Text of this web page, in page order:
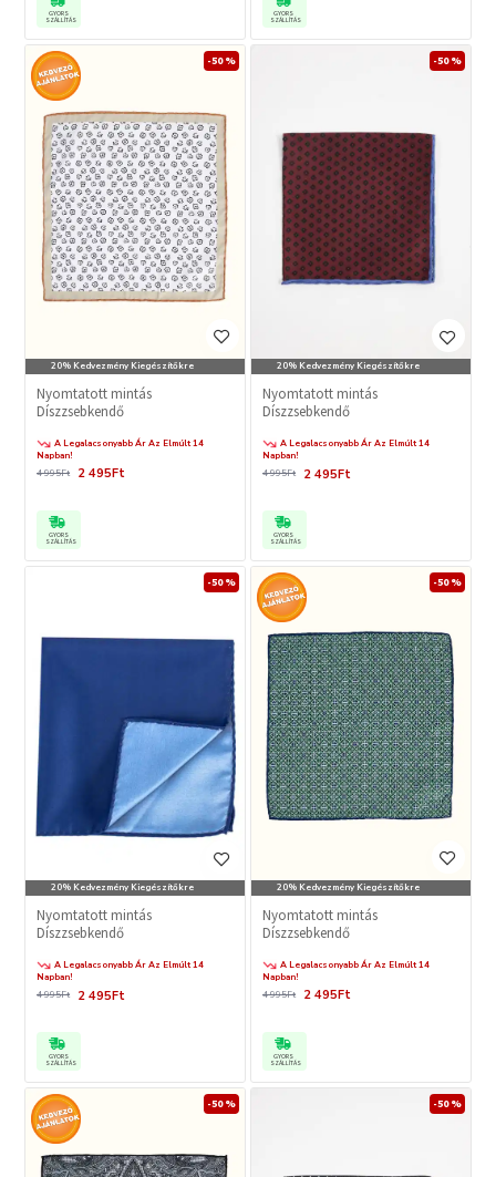
GYORS
SZÁLLÍTÁS
GYORS
SZÁLLÍTÁS
20% Kedvezmény Kiegészítőkre
-50 %
Nyomtatott mintás
Díszzsebkendő
A Legalacsonyabb Ár Az Elmúlt 14
Napban!
2 495Ft
4 995Ft
GYORS
SZÁLLÍTÁS
20% Kedvezmény Kiegészítőkre
-50 %
Nyomtatott mintás
Díszzsebkendő
A Legalacsonyabb Ár Az Elmúlt 14
Napban!
2 495Ft
4 995Ft
GYORS
SZÁLLÍTÁS
20% Kedvezmény Kiegészítőkre
-50 %
Nyomtatott mintás
Díszzsebkendő
A Legalacsonyabb Ár Az Elmúlt 14
Napban!
2 495Ft
4 995Ft
GYORS
SZÁLLÍTÁS
20% Kedvezmény Kiegészítőkre
-50 %
Nyomtatott mintás
Díszzsebkendő
A Legalacsonyabb Ár Az Elmúlt 14
Napban!
2 495Ft
4 995Ft
GYORS
SZÁLLÍTÁS
-50 % -50 %